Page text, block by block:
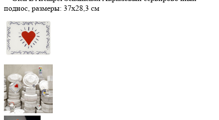
поднос, размеры: 37х28,3 см